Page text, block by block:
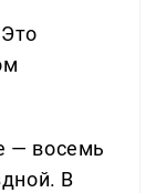
— восемь
В